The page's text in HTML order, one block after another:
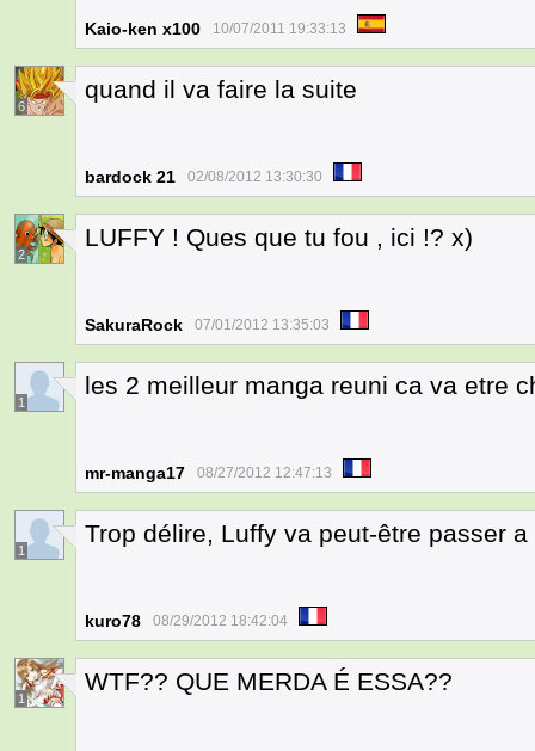
Kaio-ken x100 10/07/2011 19:33:13
6
quand il va faire la suite
bardock 21 02/08/2012 13:30:30
2
LUFFY ! Ques que tu fou , ici !? x)
SakuraRock 07/01/2012 13:35:03
1
les 2 meilleur manga reuni ca va etre
mr-manga17 08/27/2012 12:47:13
1
Trop délire, Luffy va peut-être passer
kuro78 08/29/2012 18:42:04
1
WTF?? QUE MERDA É ESSA??